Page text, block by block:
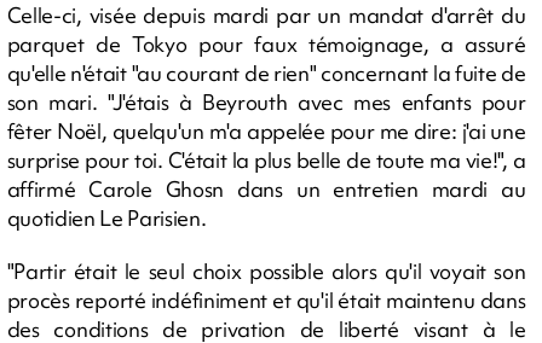
Celle-ci, visée depuis mardi par un mandat d'arrêt du
parquet de Tokyo pour faux témoignage, a assuré
qu'elle n'était "au courant de rien" concernant la fuite de
son mari. "J'étais à Beyrouth avec mes enfants pour
fêter Noël, quelqu'un m'a appelée pour me dire: j'ai une
surprise pour toi. C'était la plus belle de toute ma vie!", a
affirmé Carole Ghosn dans un entretien mardi au
quotidien Le Parisien.
"Partir était le seul choix possible alors qu'il voyait son
procès reporté indéfiniment et qu'il était maintenu dans
des conditions de privation de liberté visant à le